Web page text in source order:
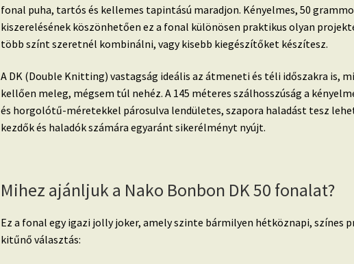
fonal puha, tartós és kellemes tapintású maradjon. Kényelmes, 50
kiszerelésének köszönhetően ez a fonal különösen praktikus olyan
több színt szeretnél kombinálni, vagy kisebb kiegészítőket készítesz.
A DK (Double Knitting) vastagság ideális az átmeneti és téli időszakra is,
kellően meleg, mégsem túl nehéz. A 145 méteres szálhosszúság a
és horgolótű-méretekkel párosulva lendületes, szapora haladást tesz
kezdők és haladók számára egyaránt sikerélményt nyújt.
Mihez ajánljuk a Nako Bonbon DK 50 fonalat?
Ez a fonal egy igazi jolly joker, amely szinte bármilyen hétköznapi, színes
kitűnő választás: